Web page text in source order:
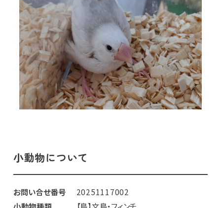
小動物について
お問い合せ番号
20251117002